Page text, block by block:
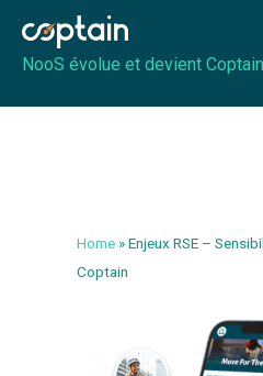
NooS évolue et devient Coptain
Home »Enjeux RSE –
Coptain